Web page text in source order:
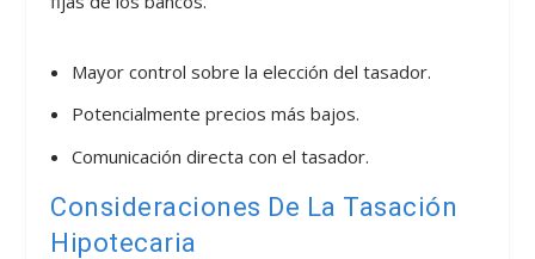
Mayor control sobre la elección del tasador.
Potencialmente precios más bajos.
Comunicación directa con el tasador.
Consideraciones De La Tasación
Hipotecaria